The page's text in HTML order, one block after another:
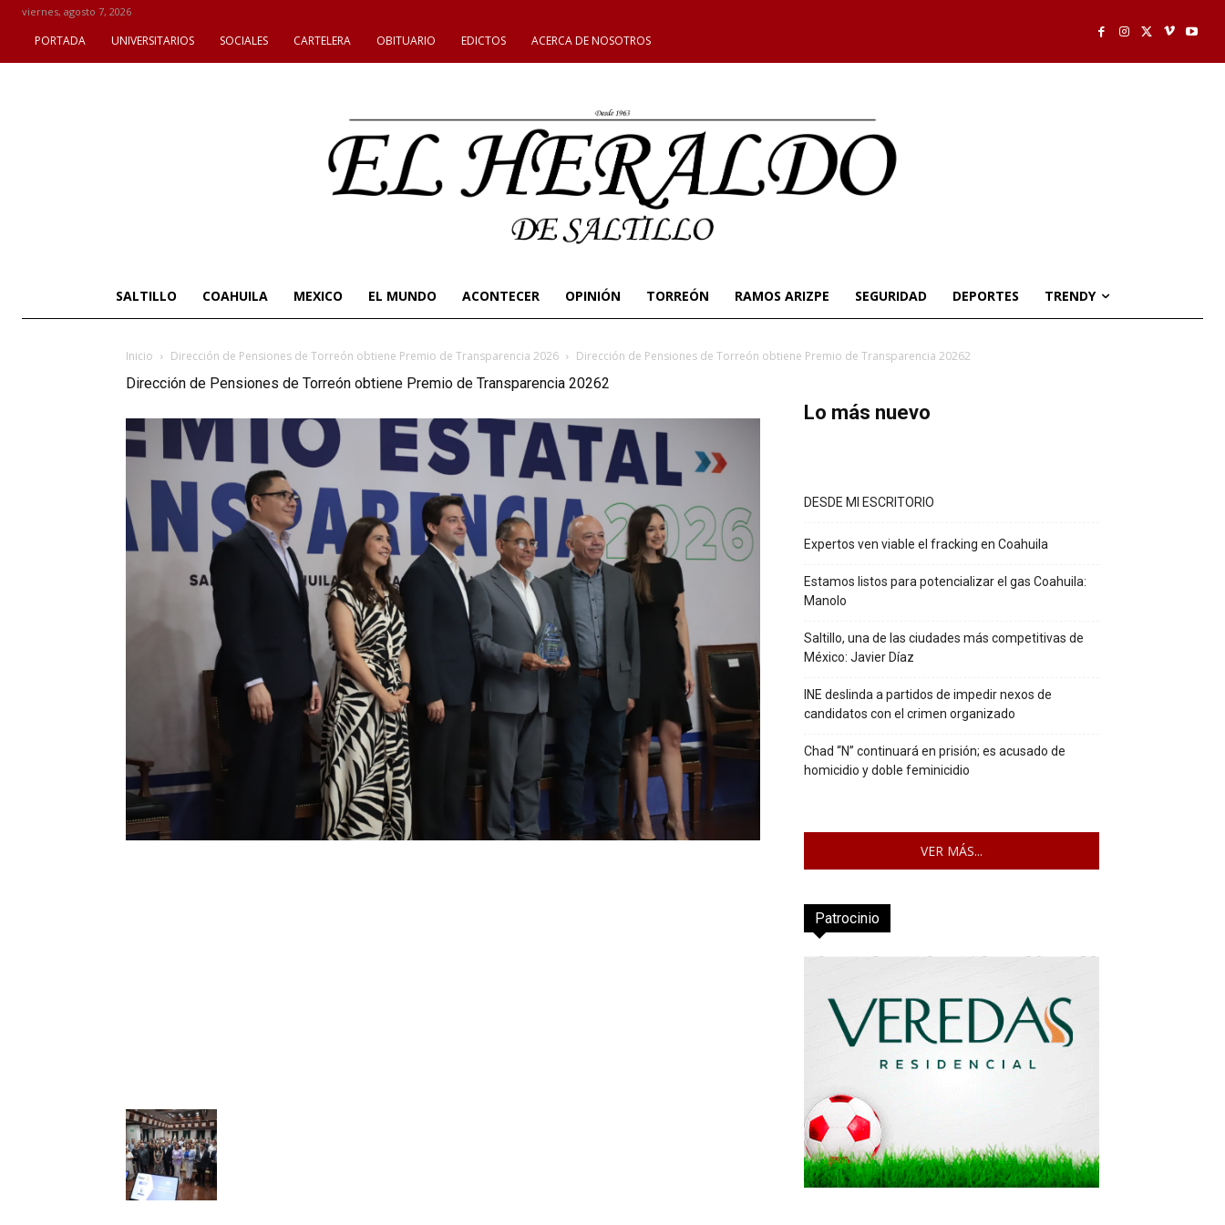
viernes, agosto 7, 2026
PORTADA UNIVERSITARIOS SOCIALES CARTELERA OBITUARIO EDICTOS ACERCA DE NOSOTROS
SALTILLO COAHUILA MEXICO EL MUNDO ACONTECER OPINIÓN TORREÓN RAMOS ARIZPE SEGURIDAD DEPORTES TRENDY
Inicio Dirección de Pensiones de Torreón obtiene Premio de Transparencia 2026 Dirección de Pensiones de Torreón obtiene Premio de Transparencia 20262
Dirección de Pensiones de Torreón obtiene Premio de Transparencia 20262
Lo más nuevo
DESDE MI ESCRITORIO
Expertos ven viable el fracking en Coahuila
Estamos listos para potencializar el gas Coahuila:
Manolo
Saltillo, una de las ciudades más competitivas de
México: Javier Díaz
INE deslinda a partidos de impedir nexos de
candidatos con el crimen organizado
Chad “N” continuará en prisión; es acusado de
homicidio y doble feminicidio
VER MÁS...
Patrocinio